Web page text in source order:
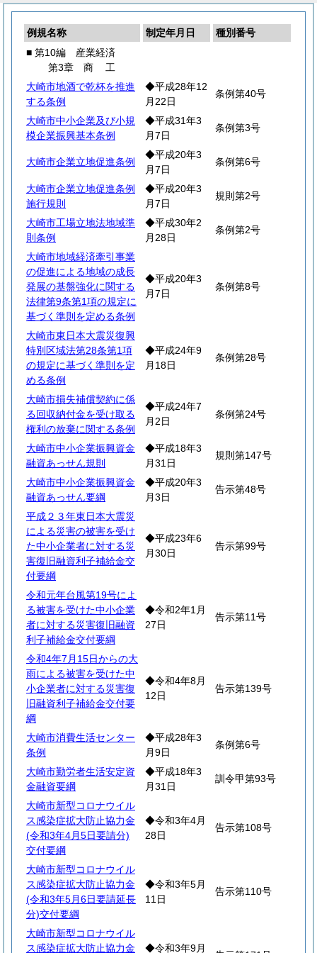
例規名称 制定年月日
種別番号
■ 第10編 産業経済
第3章 商 工
大崎市地酒で乾杯を推進
する条例
◆平成28年12
月22日
条例第40号
大崎市中小企業及び小規
模企業振興基本条例
◆平成31年3
月7日
条例第3号
大崎市企業立地促進条例
◆平成20年3
月7日
条例第6号
大崎市企業立地促進条例
施行規則
◆平成20年3
月7日
規則第2号
大崎市工場立地法地域準
則条例
◆平成30年2
月28日
条例第2号
大崎市地域経済牽引事業
の促進による地域の成長
発展の基盤強化に関する
法律第9条第1項の規定に
基づく準則を定める条例
◆平成20年3
月7日
条例第8号
大崎市東日本大震災復興
特別区域法第28条第1項
の規定に基づく準則を定
める条例
◆平成24年9
月18日
条例第28号
大崎市損失補償契約に係
る回収納付金を受け取る
権利の放棄に関する条例
◆平成24年7
月2日
条例第24号
大崎市中小企業振興資金
融資あっせん規則
◆平成18年3
月31日
規則第147号
大崎市中小企業振興資金
融資あっせん要綱
◆平成20年3
月3日
告示第48号
平成２３年東日本大震災
による災害の被害を受け
た中小企業者に対する災
害復旧融資利子補給金交
付要綱
◆平成23年6
月30日
告示第99号
令和元年台風第19号によ
る被害を受けた中小企業
者に対する災害復旧融資
利子補給金交付要綱
◆令和2年1月
27日
告示第11号
令和4年7月15日からの大
雨による被害を受けた中
小企業者に対する災害復
旧融資利子補給金交付要
綱
◆令和4年8月
12日
告示第139号
大崎市消費生活センター
条例
◆平成28年3
月9日
条例第6号
大崎市勤労者生活安定資
金融資要綱
◆平成18年3
月31日
訓令甲第93号
大崎市新型コロナウイル
ス感染症拡大防止協力金
(令和3年4月5日要請分)
交付要綱
◆令和3年4月
28日
告示第108号
大崎市新型コロナウイル
ス感染症拡大防止協力金
(令和3年5月6日要請延長
分)交付要綱
◆令和3年5月
11日
告示第110号
大崎市新型コロナウイル
ス感染症拡大防止協力金
◆令和3年9月